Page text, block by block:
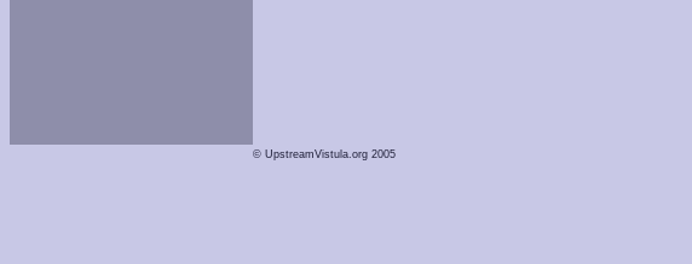
© UpstreamVistula.org 2005